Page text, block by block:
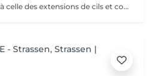
La technique est similaire à celle des extensions de cils et consiste à appliquer des fibres pour remplir et donner du volume aux sourcils. durabilité 1 semaine.